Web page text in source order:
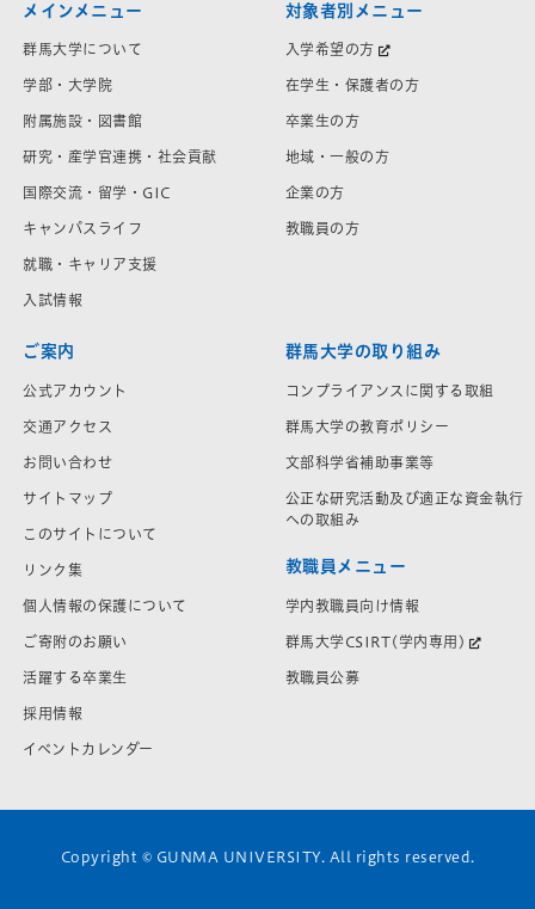
メインメニュー
群馬大学について
学部・大学院
附属施設・図書館
研究・産学官連携・社会貢献
国際交流・留学・GIC
キャンパスライフ
就職・キャリア支援
入試情報
対象者別メニュー
入学希望の方
在学生・保護者の方
卒業生の方
地域・一般の方
企業の方
教職員の方
ご案内
公式アカウント
交通アクセス
お問い合わせ
サイトマップ
このサイトについて
リンク集
個人情報の保護について
ご寄附のお願い
活躍する卒業生
採用情報
イベントカレンダー
群馬大学の取り組み
コンプライアンスに関する取組
群馬大学の教育ポリシー
文部科学省補助事業等
公正な研究活動及び適正な資金執行
への取組み
教職員メニュー
学内教職員向け情報
群馬大学CSIRT(学内専用)
教職員公募
Copyright © GUNMA UNIVERSITY. All rights reserved.